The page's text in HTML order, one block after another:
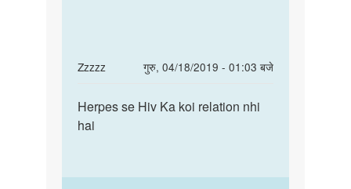
Zzzzz
गुरु, 04/18/2019 - 01:03 बजे
to
Kitna
Herpes
se
koi…
Herpes se Hiv Ka koi relation nhi
hai